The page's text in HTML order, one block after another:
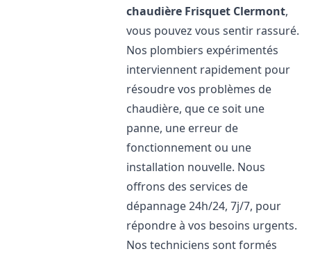
chaudière Frisquet Clermont,
vous pouvez vous sentir rassuré.
Nos plombiers expérimentés
interviennent rapidement pour
résoudre vos problèmes de
chaudière, que ce soit une
panne, une erreur de
fonctionnement ou une
installation nouvelle. Nous
offrons des services de
dépannage 24h/24, 7j/7, pour
répondre à vos besoins urgents.
Nos techniciens sont formés